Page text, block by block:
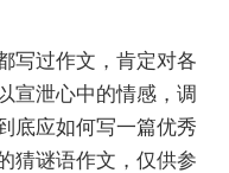
写过作文，肯定对各
宣泄心中的情感，调
底应如何写一篇优秀
猜谜语作文，仅供参